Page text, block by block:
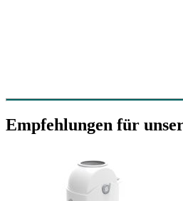
Empfehlungen für